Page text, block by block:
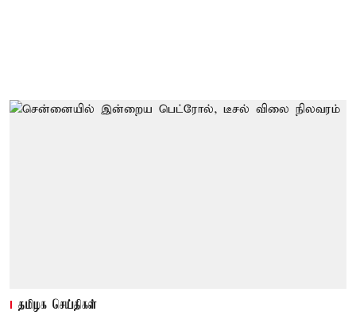
தமிழக செய்திகள்